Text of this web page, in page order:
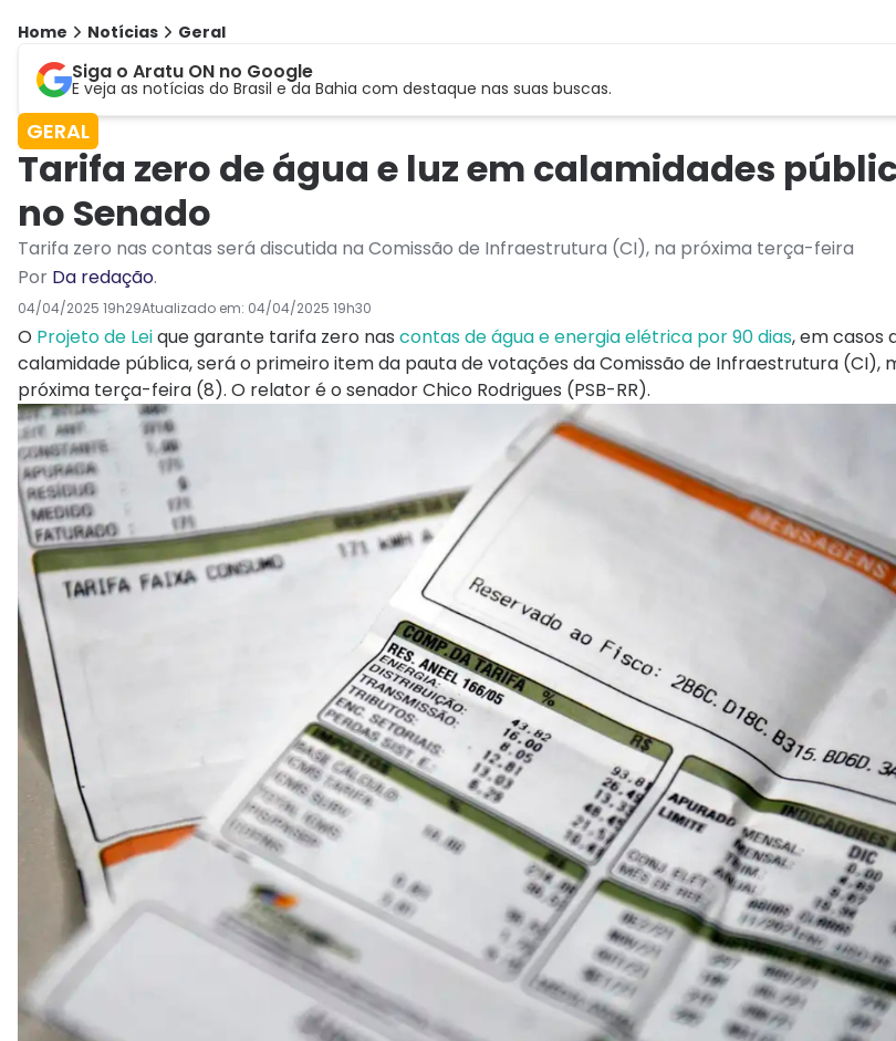
Home Notícias Geral
Siga o Aratu ON no Google
E veja as notícias do Brasil e da Bahia com destaque nas suas buscas.
GERAL
Tarifa zero de água e luz em calamidades
no Senado
Tarifa zero nas contas será discutida na Comissão de Infraestrutura (CI), na próxima terça-feira
Por Da redação.
04/04/2025 19h29Atualizado em: 04/04/2025 19h30
O Projeto de Leique garante tarifa zero nas contas de água e energia elétrica por 90 dias, em casos
calamidade pública, será o primeiro item da pauta de votações da Comissão de Infraestrutura (CI),
próxima terça-feira (8). O relator é o senador Chico Rodrigues (PSB-RR).